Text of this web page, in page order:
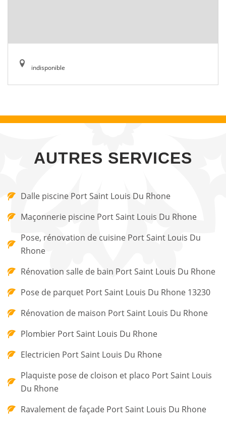
indisponible
AUTRES SERVICES
Dalle piscine Port Saint Louis Du Rhone
Maçonnerie piscine Port Saint Louis Du Rhone
Pose, rénovation de cuisine Port Saint Louis Du
Rhone
Rénovation salle de bain Port Saint Louis Du Rhone
Pose de parquet Port Saint Louis Du Rhone 13230
Rénovation de maison Port Saint Louis Du Rhone
Plombier Port Saint Louis Du Rhone
Electricien Port Saint Louis Du Rhone
Plaquiste pose de cloison et placo Port Saint Louis
Du Rhone
Ravalement de façade Port Saint Louis Du Rhone